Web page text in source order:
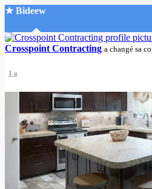
★ Bideew
Accueil
Recherche Avancée
Mon compte
Connexion
Créer un compte
Crosspoint Contracting a changé sa
1 a